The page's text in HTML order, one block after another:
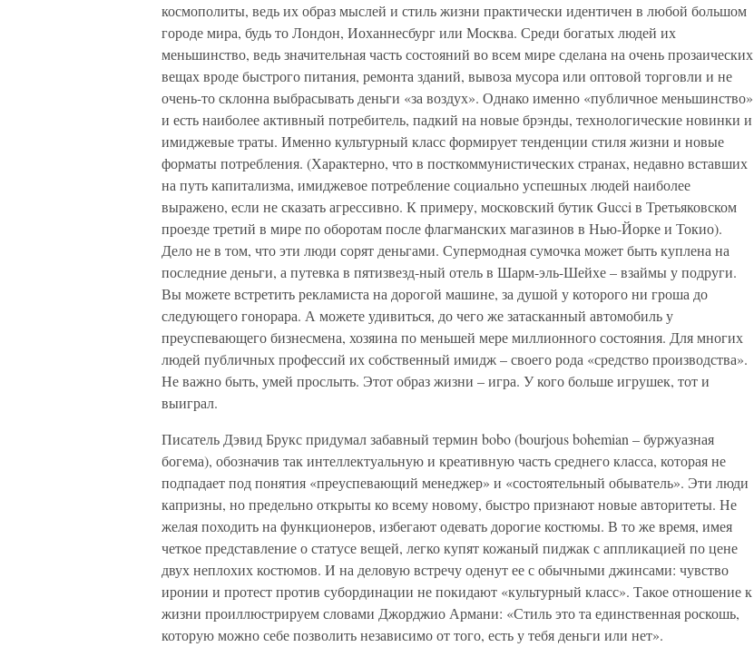
космополиты, ведь их образ мыслей и стиль жизни практически идентичен в любой большом
городе мира, будь то Лондон, Иоханнесбург или Москва. Среди богатых людей их
меньшинство, ведь значительная часть состояний во всем мире сделана на очень прозаических
вещах вроде быстрого питания, ремонта зданий, вывоза мусора или оптовой торговли и не
очень-то склонна выбрасывать деньги «за воздух». Однако именно «публичное меньшинство»
и есть наиболее активный потребитель, падкий на новые брэнды, технологические новинки и
имиджевые траты. Именно культурный класс формирует тенденции стиля жизни и новые
форматы потребления. (Характерно, что в посткоммунистических странах, недавно вставших
на путь капитализма, имиджевое потребление социально успешных людей наиболее
выражено, если не сказать агрессивно. К примеру, московский бутик Gucci в Третьяковском
проезде третий в мире по оборотам после флагманских магазинов в Нью-Йорке и Токио).
Дело не в том, что эти люди сорят деньгами. Супермодная сумочка может быть куплена на
последние деньги, а путевка в пятизвезд-ный отель в Шарм-эль-Шейхе – взаймы у подруги.
Вы можете встретить рекламиста на дорогой машине, за душой у которого ни гроша до
следующего гонорара. А можете удивиться, до чего же затасканный автомобиль у
преуспевающего бизнесмена, хозяина по меньшей мере миллионного состояния. Для многих
людей публичных профессий их собственный имидж – своего рода «средство производства».
Не важно быть, умей прослыть. Этот образ жизни – игра. У кого больше игрушек, тот и
выиграл.
Писатель Дэвид Брукс придумал забавный термин bobo (bourjous bohemian – буржуазная
богема), обозначив так интеллектуальную и креативную часть среднего класса, которая не
подпадает под понятия «преуспевающий менеджер» и «состоятельный обыватель». Эти люди
капризны, но предельно открыты ко всему новому, быстро признают новые авторитеты. Не
желая походить на функционеров, избегают одевать дорогие костюмы. В то же время, имея
четкое представление о статусе вещей, легко купят кожаный пиджак с аппликацией по цене
двух неплохих костюмов. И на деловую встречу оденут ее с обычными джинсами: чувство
иронии и протест против субординации не покидают «культурный класс». Такое отношение к
жизни проиллюстрируем словами Джорджио Армани: «Стиль это та единственная роскошь,
которую можно себе позволить независимо от того, есть у тебя деньги или нет».